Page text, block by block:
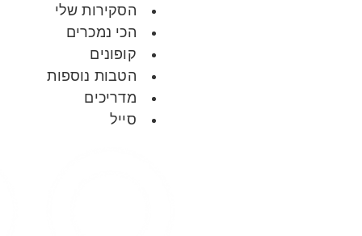
הסקירות שלי
הכי נמכרים
קופונים
הטבות נוספות
מדריכים
סייל